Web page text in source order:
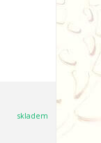
skladem